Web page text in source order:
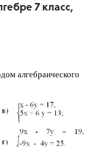
7 класс,
алгебраического